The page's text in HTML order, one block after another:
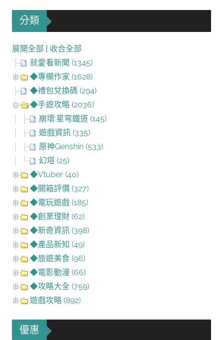
分類
展開全部 | 收合全部
就愛看新聞 (1345)
◆專欄作家 (1628)
◆禮包兌換碼 (294)
◆手遊攻略 (2036)
崩壞:星穹鐵道 (145)
遊戲資訊 (335)
原神Genshin (533)
幻塔 (25)
◆Vtuber (40)
◆開箱評價 (327)
◆電玩遊戲 (185)
◆創業理財 (62)
◆新奇資訊 (398)
◆產品新知 (49)
◆旅遊美食 (96)
◆電影動漫 (66)
◆攻略大全 (759)
遊戲攻略 (892)
優惠